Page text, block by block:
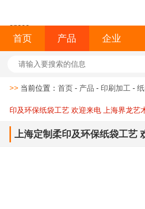
space
首页 产品 企业
>> 当前位置：首页 - 产品 - 印刷加工 -
印及环保纸袋工艺 欢迎来电 上海界龙艺
上海定制柔印及环保纸袋工艺